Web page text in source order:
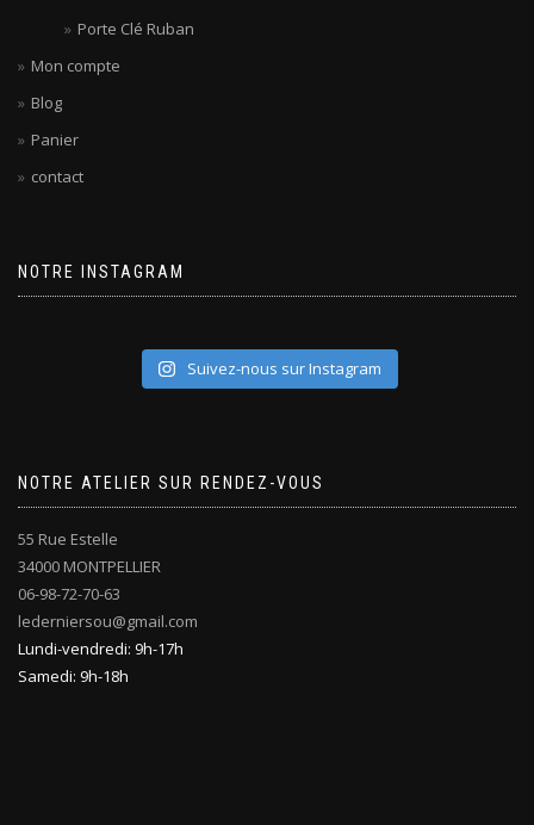
Porte Clé Ruban
Mon compte
Blog
Panier
contact
NOTRE INSTAGRAM
Suivez-nous sur Instagram
NOTRE ATELIER SUR RENDEZ-VOUS
55 Rue Estelle
34000 MONTPELLIER
06-98-72-70-63
lederniersou@gmail.com
Lundi-vendredi: 9h-17h
Samedi: 9h-18h